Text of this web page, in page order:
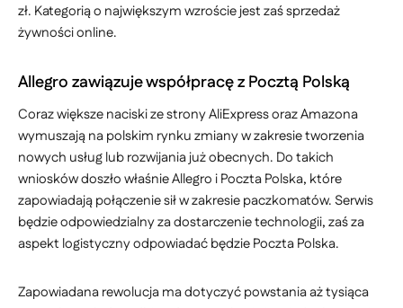
zł. Kategorią o największym wzroście jest zaś sprzedaż
żywności online.
Allegro zawiązuje współpracę z Pocztą Polską
Coraz większe naciski ze strony AliExpress oraz Amazona
wymuszają na polskim rynku zmiany w zakresie tworzenia
nowych usług lub rozwijania już obecnych. Do takich
wniosków doszło właśnie Allegro i Poczta Polska, które
zapowiadają połączenie sił w zakresie paczkomatów. Serwis
będzie odpowiedzialny za dostarczenie technologii, zaś za
aspekt logistyczny odpowiadać będzie Poczta Polska.
Zapowiadana rewolucja ma dotyczyć powstania aż tysiąca